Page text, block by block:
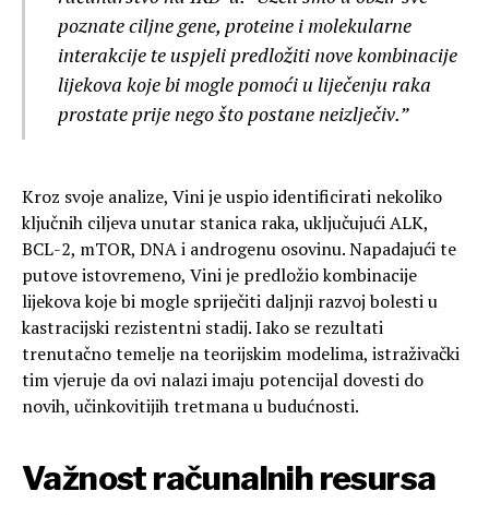
poznate ciljne gene, proteine i molekularne
interakcije te uspjeli predložiti nove kombinacije
lijekova koje bi mogle pomoći u liječenju raka
prostate prije nego što postane neizlječiv.”
Kroz svoje analize, Vini je uspio identificirati nekoliko
ključnih ciljeva unutar stanica raka, uključujući ALK,
BCL-2, mTOR, DNA i androgenu osovinu. Napadajući te
putove istovremeno, Vini je predložio kombinacije
lijekova koje bi mogle spriječiti daljnji razvoj bolesti u
kastracijski rezistentni stadij. Iako se rezultati
trenutačno temelje na teorijskim modelima, istraživački
tim vjeruje da ovi nalazi imaju potencijal dovesti do
novih, učinkovitijih tretmana u budućnosti.
Važnost računalnih resursa